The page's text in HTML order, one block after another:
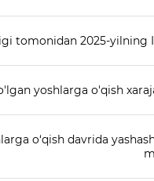
tomonidan 2025-
yoshlarga o'qish
o‘qish davrida